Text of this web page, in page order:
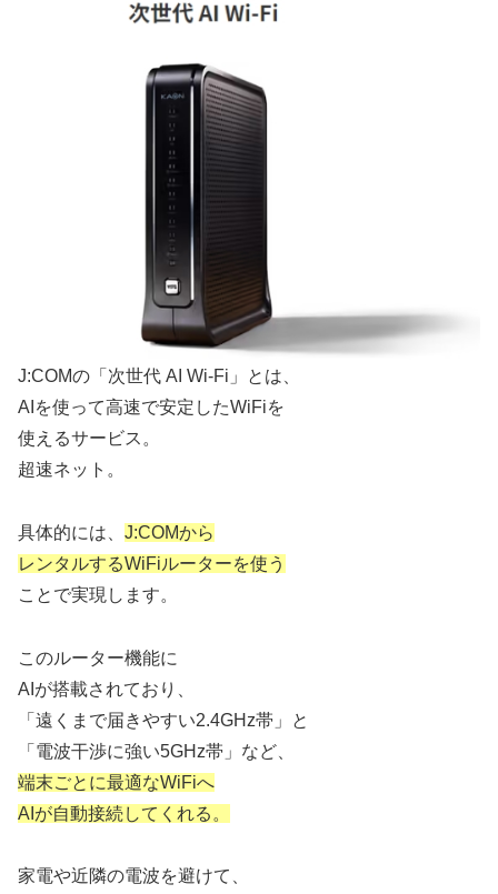
J:COMの「次世代 AI Wi-Fi」とは、
AIを使って高速で安定したWiFiを
使えるサービス。
超速ネット。
具体的には、 J:COMから
レンタルするWiFiルーターを使う
ことで実現します。
このルーター機能に
AIが搭載されており、
「遠くまで届きやすい2.4GHz帯」と
「電波干渉に強い5GHz帯」など、
端末ごとに最適なWiFiへ
AIが自動接続してくれる。
家電や近隣の電波を避けて、